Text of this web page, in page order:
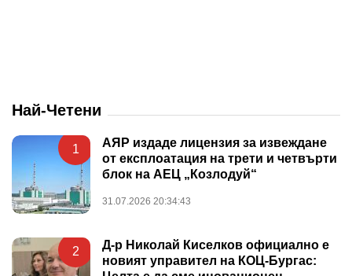
Най-Четени
1
АЯР издаде лицензия за извеждане
от експлоатация на трети и четвърти
блок на АЕЦ „Козлодуй“
31.07.2026 20:34:43
2
Д-р Николай Киселков официално е
новият управител на КОЦ-Бургас: